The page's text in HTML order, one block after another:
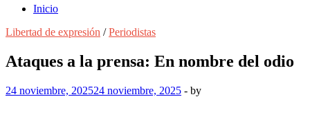
Inicio
Libertad de expresión /Periodistas
Ataques a la prensa: En nombre del odio
24 noviembre, 202524 noviembre, 2025 - by